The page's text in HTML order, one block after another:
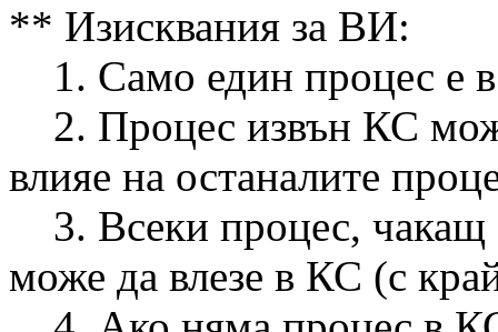
** Изисквания за ВИ:
1. Само един процес е
2. Процес извън КС
влияе на останалите
3. Всеки процес, чакащ
може да влезе в КС (с